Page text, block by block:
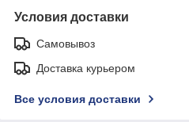
Условия доставки
Самовывоз
Доставка курьером
Все условия доставки